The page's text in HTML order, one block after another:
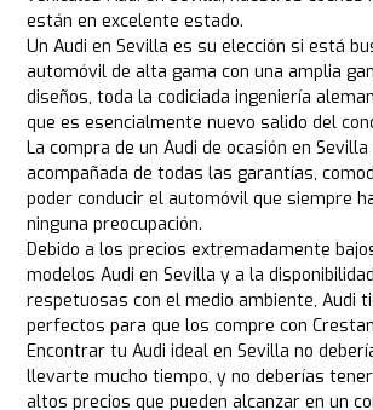
están en excelente estado.
Un Audi en Sevilla es su elección si está
automóvil de alta gama con una amplia
diseños, toda la codiciada ingeniería
que es esencialmente nuevo salido del
La compra de un Audi de ocasión en Sevilla
acompañada de todas las garantías,
poder conducir el automóvil que siempre
ninguna preocupación.
Debido a los precios extremadamente
modelos Audi en Sevilla y a la
respetuosas con el medio ambiente, Audi
perfectos para que los compre con
Encontrar tu Audi ideal en Sevilla no
llevarte mucho tiempo, y no deberías
altos precios que pueden alcanzar en un